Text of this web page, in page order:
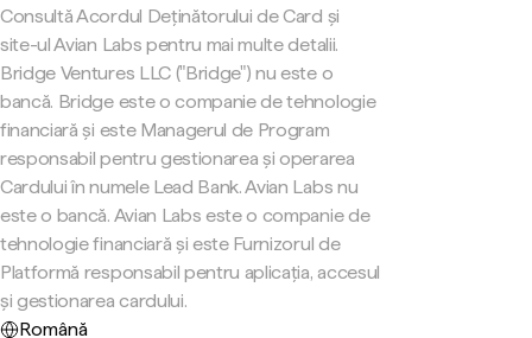
Consultă Acordul Deținătorului de Card și
site-ul Avian Labs pentru mai multe detalii.
Bridge Ventures LLC ("Bridge") nu este o
bancă. Bridge este o companie de tehnologie
financiară și este Managerul de Program
responsabil pentru gestionarea și operarea
Cardului în numele Lead Bank. Avian Labs nu
este o bancă. Avian Labs este o companie de
tehnologie financiară și este Furnizorul de
Platformă responsabil pentru aplicația, accesul
și gestionarea cardului.
Română